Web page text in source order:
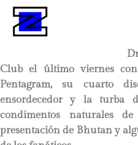
Club el último viernes
Pentagram, su cuarto
ensordecedor y la turba
condimentos naturales
presentación de Bhutan y